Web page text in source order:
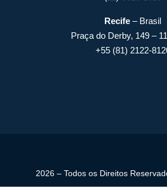
Recife – Brasil
Praça do Derby, 149 –
+55 (81) 2122-
2026 – Todos os Direitos